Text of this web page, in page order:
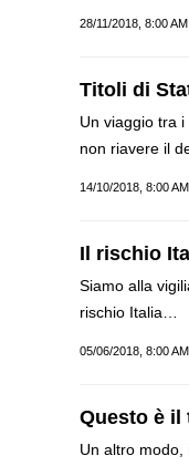
28/11/2018, 8:00 AM
Titoli di
Un viaggio tra
non riavere il
14/10/2018, 8:00 AM
Il rischio
Siamo alla
rischio Italia…
05/06/2018, 8:00 AM
Questo è
Un altro